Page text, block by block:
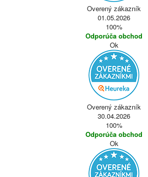
Overený zákazník
01.05.2026
100%
Odporúča obchod
Ok
Overený zákazník
30.04.2026
100%
Odporúča obchod
Ok